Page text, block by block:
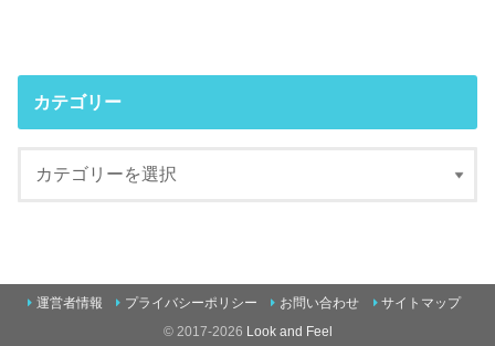
カテゴリー
運営者情報 プライバシーポリシー お問い合わせ サイトマップ
© 2017-2026 Look and Feel